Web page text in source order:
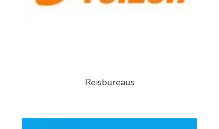
Reisbureaus